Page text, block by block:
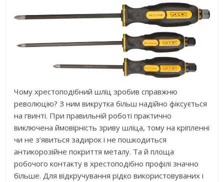
Чому хрестоподібний шліц зробив справжню
революцію? З ним викрутка більш надійно фіксується
на гвинті. При правильній роботі практично
виключена ймовірність зриву шліца, тому на кріпленні
чи не з’явиться задирок і не пошкодиться
антикорозійне покриття металу. Та й площа
робочого контакту в хрестоподібно профілі значно
більше. Для відкручування рідко використовуваних і